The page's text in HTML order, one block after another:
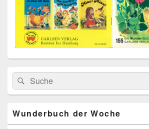
Primärer
Seitenleisten
Widget-
Bereich
Search
for:
Suche
Wunderbuch der Woche